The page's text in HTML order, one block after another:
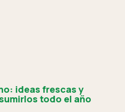
ideas frescas y
todo el año